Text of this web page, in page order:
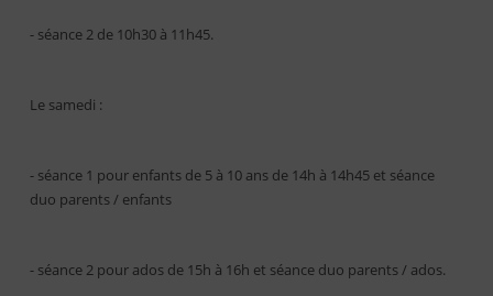
- séance 2 de 10h30 à 11h45.
Le samedi :
- séance 1 pour enfants de 5 à 10 ans de 14h à 14h45 et séance
duo parents / enfants
- séance 2 pour ados de 15h à 16h et séance duo parents / ados.